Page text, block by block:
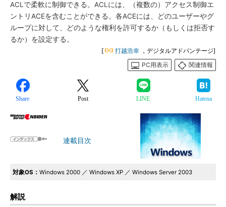
ACLで柔軟に制御できる。ACLには、（複数の）アクセス制御エ
ントリACEを含むことができる。各ACEには、どのユーザーやグ
ループに対して、どのような権利を許可するか（もしくは拒否す
るか）を設定する。
[ 打越浩幸 ，デジタルアドバンテージ]
PC用表示
関連情報
Share Post LINE Hatena
連載目次
対象OS： Windows 2000 ／ Windows XP ／ Windows Server 2003
解説